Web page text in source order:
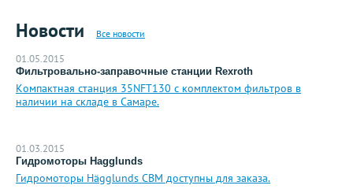
Новости Все новости
01.05.2015
Фильтровально-заправочные станции Rexroth
Компактная станция 35NFT130 с комплектом фильтров в
наличии на складе в Самаре.
01.03.2015
Гидромоторы Hagglunds
Гидромоторы Hägglunds CBM доступны для заказа.